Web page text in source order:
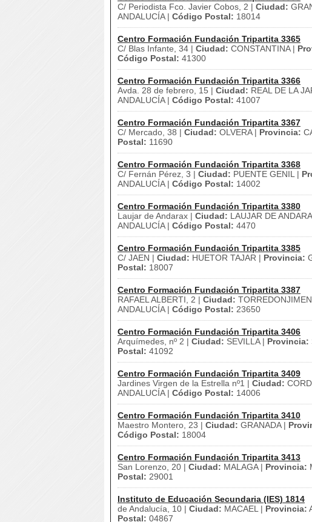
C/ Periodista Fco. Javier Cobos, 2 | Ciudad:
ANDALUCÍA | Código Postal: 18014
Centro Formación Fundación Tripartita 3365
C/ Blas Infante, 34 | Ciudad: CONSTANTINA |
Código Postal: 41300
Centro Formación Fundación Tripartita 3366
Avda. 28 de febrero, 15 | Ciudad: REAL DE LA
ANDALUCÍA | Código Postal: 41007
Centro Formación Fundación Tripartita 3367
C/ Mercado, 38 | Ciudad: OLVERA | Provincia:
Postal: 11690
Centro Formación Fundación Tripartita 3368
C/ Fernán Pérez, 3 | Ciudad: PUENTE GENIL |
ANDALUCÍA | Código Postal: 14002
Centro Formación Fundación Tripartita 3380
Laujar de Andarax | Ciudad: LAUJAR DE
ANDALUCÍA | Código Postal: 4470
Centro Formación Fundación Tripartita 3385
C/ JAEN | Ciudad: HUETOR TAJAR | Provincia:
Postal: 18007
Centro Formación Fundación Tripartita 3387
RAFAEL ALBERTI, 2 | Ciudad:
ANDALUCÍA | Código Postal: 23650
Centro Formación Fundación Tripartita 3406
Arquímedes, nº 2 | Ciudad: SEVILLA | Provincia:
Postal: 41092
Centro Formación Fundación Tripartita 3409
Jardines Virgen de la Estrella nº1 | Ciudad:
ANDALUCÍA | Código Postal: 14006
Centro Formación Fundación Tripartita 3410
Maestro Montero, 23 | Ciudad: GRANADA |
Código Postal: 18004
Centro Formación Fundación Tripartita 3413
San Lorenzo, 20 | Ciudad: MALAGA | Provincia:
Postal: 29001
Instituto de Educación Secundaria (IES) 1814
de Andalucía, 10 | Ciudad: MACAEL | Provincia:
Postal: 04867